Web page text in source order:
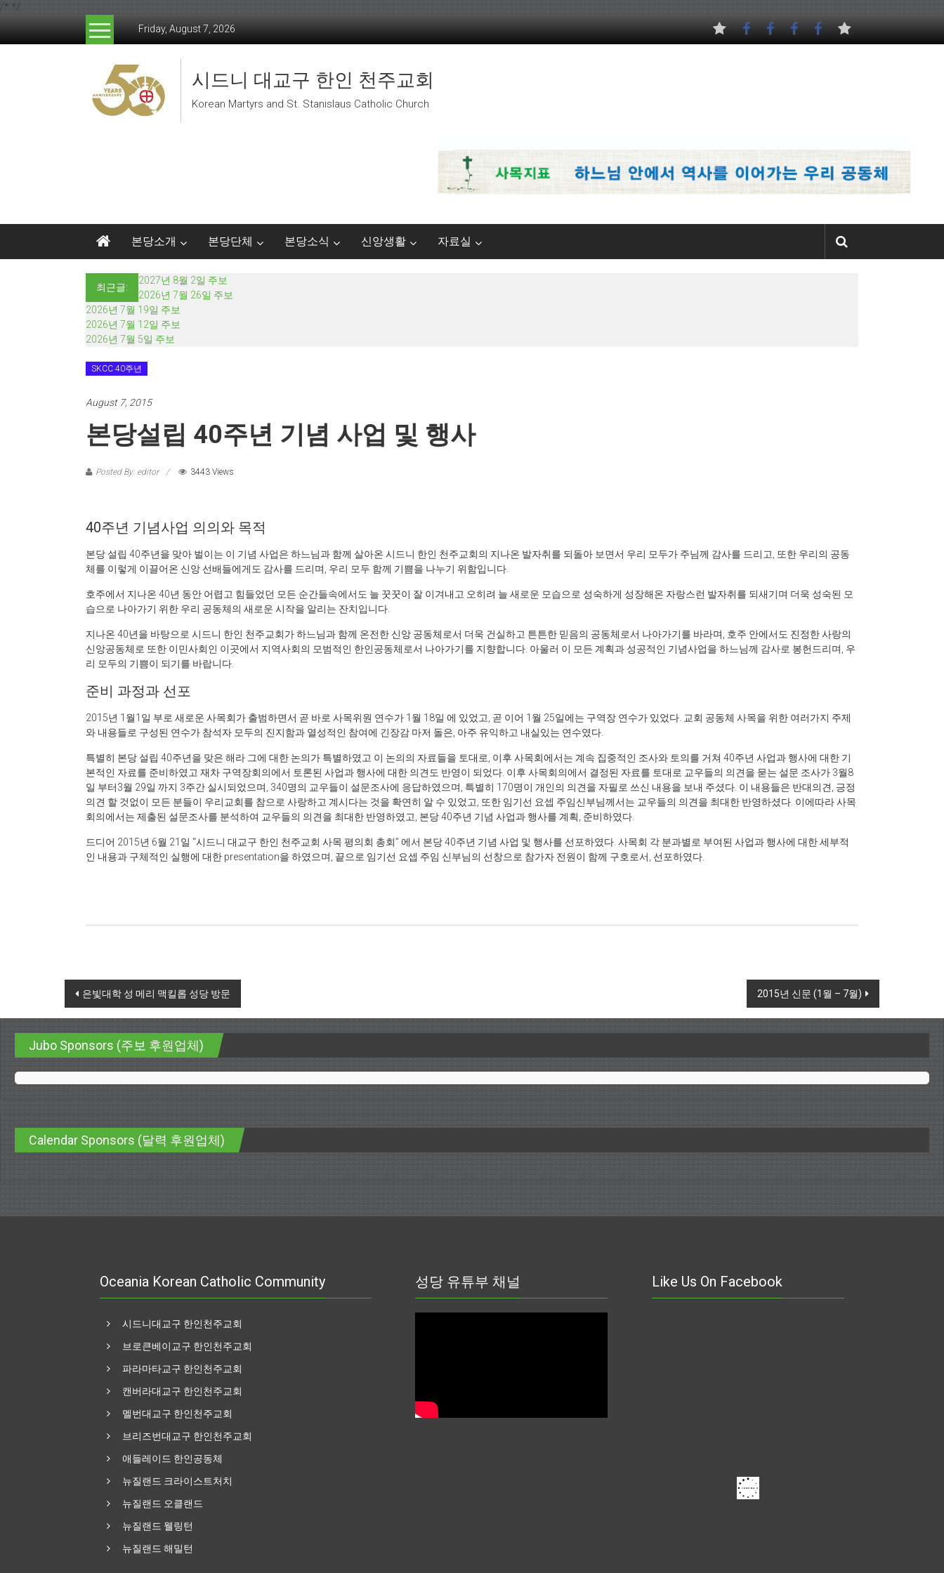
/* */
Friday, August 7, 2026
시드니 대교구 한인 천주교회
Korean Martyrs and St. Stanislaus Catholic Church
본당소개 본당단체 본당소식 신앙생활 자료실
최근글:
2027년 8월 2일 주보
2026년 7월 26일 주보
2026년 7월 19일 주보
2026년 7월 12일 주보
2026년 7월 5일 주보
SKCC 40주년
August 7, 2015
본당설립 40주년 기념 사업 및 행사
Posted By: editor 3443 Views
40주년 기념사업 의의와 목적
본당 설립 40주년을 맞아 벌이는 이 기념 사업은 하느님과 함께 살아온 시드니 한인 천주교회의 지나온 발자취를 되돌아 보면서 우리 모두가 주님께 감사를 드리고, 또한 우리의 공동
체를 이렇게 이끌어온 신앙 선배들에게도 감사를 드리며, 우리 모두 함께 기쁨을 나누기 위함입니다.
호주에서 지나온 40년 동안 어렵고 힘들었던 모든 순간들속에서도 늘 꿋꿋이 잘 이겨내고 오히려 늘 새로운 모습으로 성숙하게 성장해온 자랑스런 발자취를 되새기며 더욱 성숙된 모
습으로 나아가기 위한 우리 공동체의 새로운 시작을 알리는 잔치입니다.
지나온 40년을 바탕으로 시드니 한인 천주교회가 하느님과 함께 온전한 신앙 공동체로서 더욱 건실하고 튼튼한 믿음의 공동체로서 나아가기를 바라며, 호주 안에서도 진정한 사랑의
신앙공동체로 또한 이민사회인 이곳에서 지역사회의 모범적인 한인공동체로서 나아가기를 지향합니다. 아울러 이 모든 계획과 성공적인 기념사업을 하느님께 감사로 봉헌드리며, 우
리 모두의 기쁨이 되기를 바랍니다.
준비 과정과 선포
2015년 1월1일 부로 새로운 사목회가 출범하면서 곧 바로 사목위원 연수가 1월 18일 에 있었고, 곧 이어 1월 25일에는 구역장 연수가 있었다. 교회 공동체 사목을 위한 여러가지 주제
와 내용들로 구성된 연수가 참석자 모두의 진지함과 열성적인 참여에 긴장감 마저 돌은, 아주 유익하고 내실있는 연수였다.
특별히 본당 설립 40주년을 맞은 해라 그에 대한 논의가 특별하였고 이 논의의 자료들을 토대로, 이후 사목회에서는 계속 집중적인 조사와 토의를 거쳐 40주년 사업과 행사에 대한 기
본적인 자료를 준비하였고 재차 구역장회의에서 토론된 사업과 행사에 대한 의견도 반영이 되었다. 이후 사목회의에서 결정된 자료를 토대로 교우들의 의견을 묻는 설문 조사가 3월8
일 부터3월 29일 까지 3주간 실시되었으며, 340명의 교우들이 설문조사에 응답하였으며, 특별히 170명이 개인의 의견을 자필로 쓰신 내용을 보내 주셨다. 이 내용들은 반대의견, 긍정
의견 할 것없이 모든 분들이 우리교회를 참으로 사랑하고 계시다는 것을 확연히 알 수 있었고, 또한 임기선 요셉 주임신부님께서는 교우들의 의견을 최대한 반영하셨다. 이에따라 사목
회의에서는 제출된 설문조사를 분석하여 교우들의 의견을 최대한 반영하였고, 본당 40주년 기념 사업과 행사를 계획, 준비하였다.
드디어 2015년 6월 21일 “시드니 대교구 한인 천주교회 사목 평의회 총회” 에서 본당 40주년 기념 사업 및 행사를 선포하였다. 사목회 각 분과별로 부여된 사업과 행사에 대한 세부적
인 내용과 구체적인 실행에 대한 presentation을 하였으며, 끝으로 임기선 요셉 주임 신부님의 선창으로 참가자 전원이 함께 구호로서, 선포하였다.
Post navigation
은빛대학 성 메리 맥킬롭 성당 방문 2015년 신문 (1월 – 7월)
Jubo Sponsors (주보 후원업체)
Calendar Sponsors (달력 후원업체)
Oceania Korean Catholic Community
시드니대교구 한인천주교회
브로큰베이교구 한인천주교회
파라마타교구 한인천주교회
캔버라대교구 한인천주교회
멜번대교구 한인천주교회
브리즈번대교구 한인천주교회
애들레이드 한인공동체
뉴질랜드 크라이스트처치
뉴질랜드 오클랜드
뉴질랜드 웰링턴
뉴질랜드 해밀턴
성당 유튜부 채널 Like Us On Facebook